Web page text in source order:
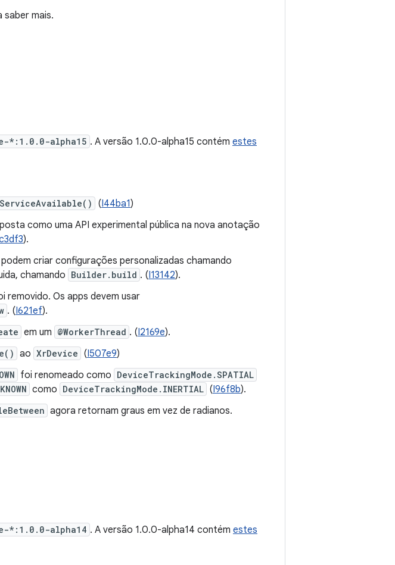
saber mais.
*:1.0.0-alpha15 . A versão 1.0.0-alpha15 contém estes
(I44ba1)
como uma API experimental pública na nova anotação
).
criar configurações personalizadas chamando
chamando Builder.build . (I13142).
removido. Os apps devem usar
. (I621ef).
em um @WorkerThread . (I2169e).
ao XrDevice (I507e9)
foi renomeado como DeviceTrackingMode.SPATIAL
como DeviceTrackingMode.INERTIAL (I96f8b).
agora retornam graus em vez de radianos.
*:1.0.0-alpha14 . A versão 1.0.0-alpha14 contém estes